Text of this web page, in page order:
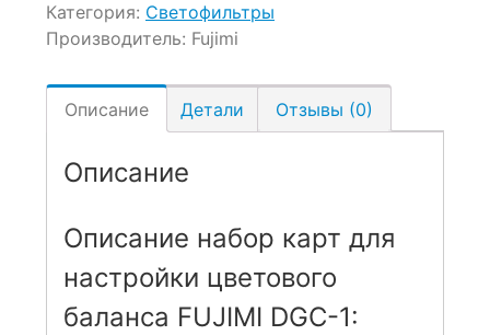
Категория: Светофильтры
Производитель: Fujimi
Описание Детали Отзывы (0)
Описание
Описание набор карт для
настройки цветового
баланса FUJIMI DGC-1: